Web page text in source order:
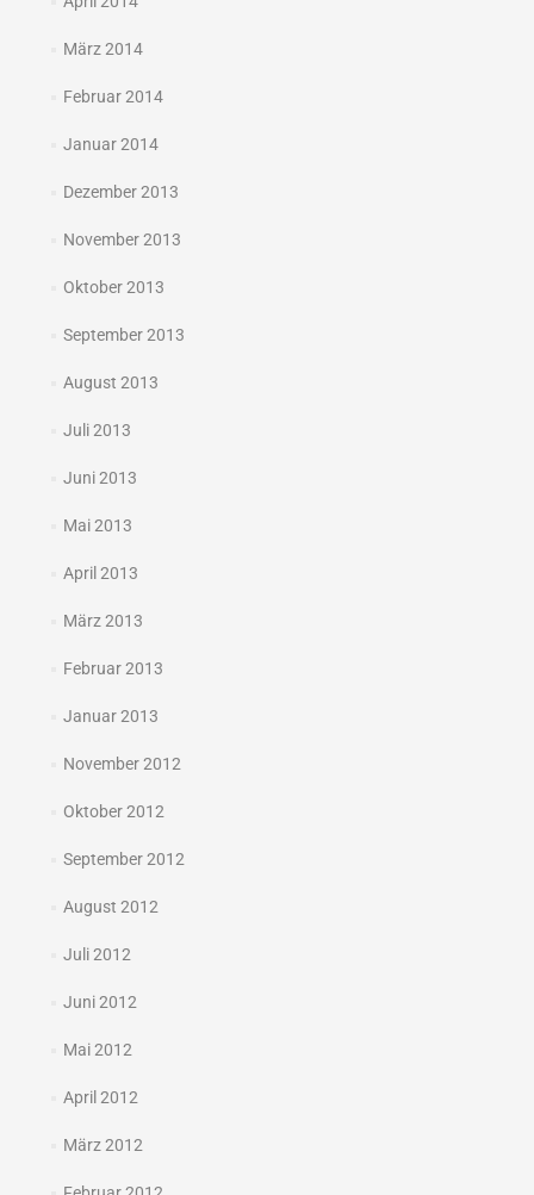
März 2014
Februar 2014
Januar 2014
Dezember 2013
November 2013
Oktober 2013
September 2013
August 2013
Juli 2013
Juni 2013
Mai 2013
April 2013
März 2013
Februar 2013
Januar 2013
November 2012
Oktober 2012
September 2012
August 2012
Juli 2012
Juni 2012
Mai 2012
April 2012
März 2012